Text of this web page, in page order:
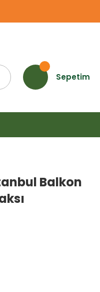
Sepetim
Balkon